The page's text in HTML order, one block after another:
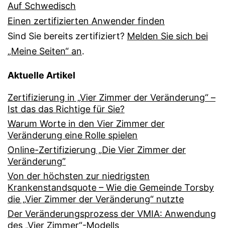
Auf Schwedisch
Einen zertifizierten Anwender finden
Sind Sie bereits zertifiziert? Melden Sie sich bei
„Meine Seiten“ an.
Aktuelle Artikel
Zertifizierung in „Vier Zimmer der Veränderung“ –
Ist das das Richtige für Sie?
Warum Worte in den Vier Zimmer der
Veränderung eine Rolle spielen
Online-Zertifizierung „Die Vier Zimmer der
Veränderung”
Von der höchsten zur niedrigsten
Krankenstandsquote – Wie die Gemeinde Torsby
die „Vier Zimmer der Veränderung“ nutzte
Der Veränderungsprozess der VMIA: Anwendung
des „Vier Zimmer“-Modells